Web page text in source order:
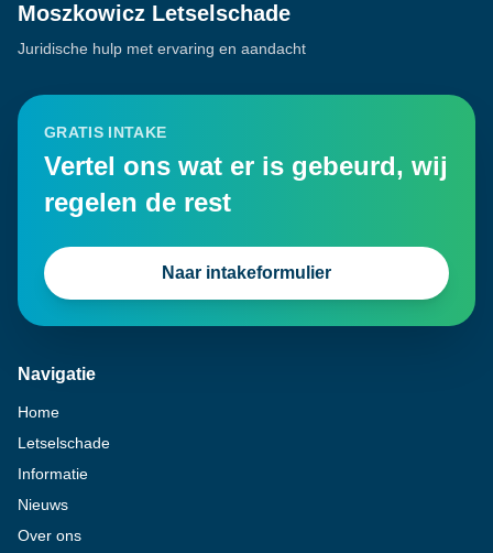
Moszkowicz Letselschade
Juridische hulp met ervaring en aandacht
GRATIS INTAKE
Vertel ons wat er is gebeurd, wij
regelen de rest
Naar intakeformulier
Navigatie
Home
Letselschade
Informatie
Nieuws
Over ons